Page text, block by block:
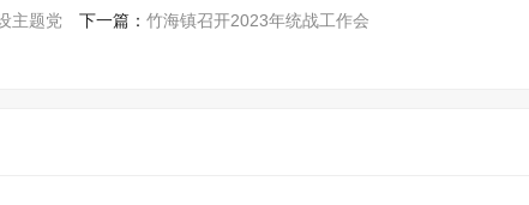
主题党
下一篇： 竹海镇召开2023年统战工作会